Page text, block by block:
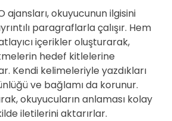
ajansları, okuyucunun ilgisini
paragraflarla çalışır. Hem
içerikler oluşturarak,
hedef kitlelerine
Kendi kelimeleriyle yazdıkları
ve bağlamı da korunur.
okuyucuların anlaması kolay
iletilerini aktarırlar.